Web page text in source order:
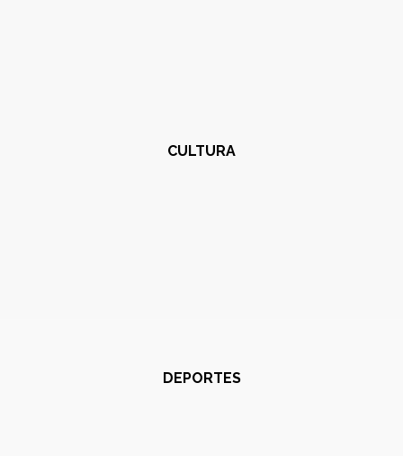
CULTURA
DEPORTES